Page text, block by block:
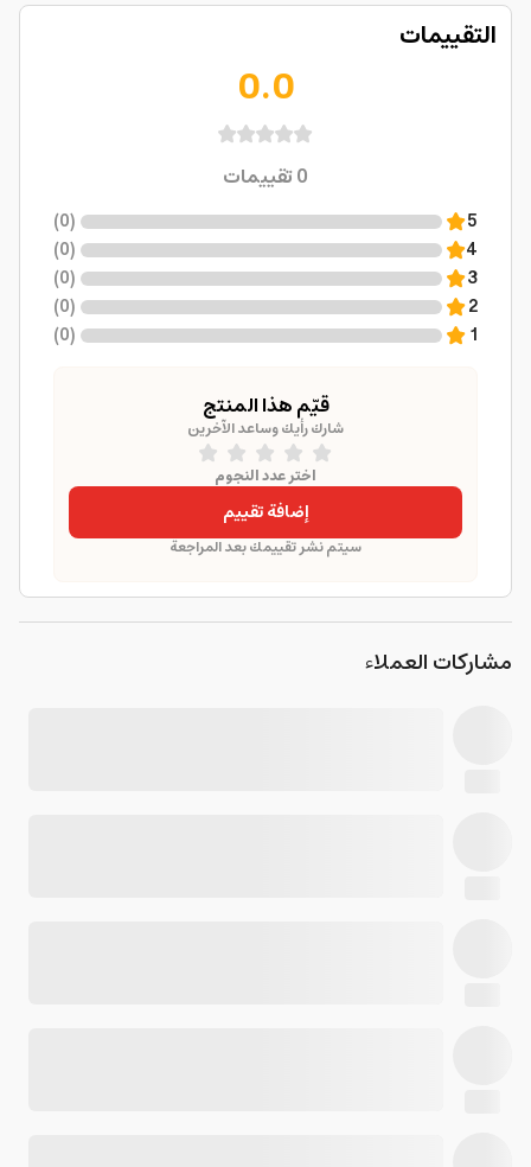
التقييمات
0.0
0تقييمات
5
(
0
)
4
(
0
)
3
(
0
)
2
(
0
)
1
(
0
)
قيّم هذا المنتج
شارك رأيك وساعد الآخرين
اختر عدد النجوم
إضافة تقييم
سيتم نشر تقييمك بعد المراجعة
مشاركات العملاء